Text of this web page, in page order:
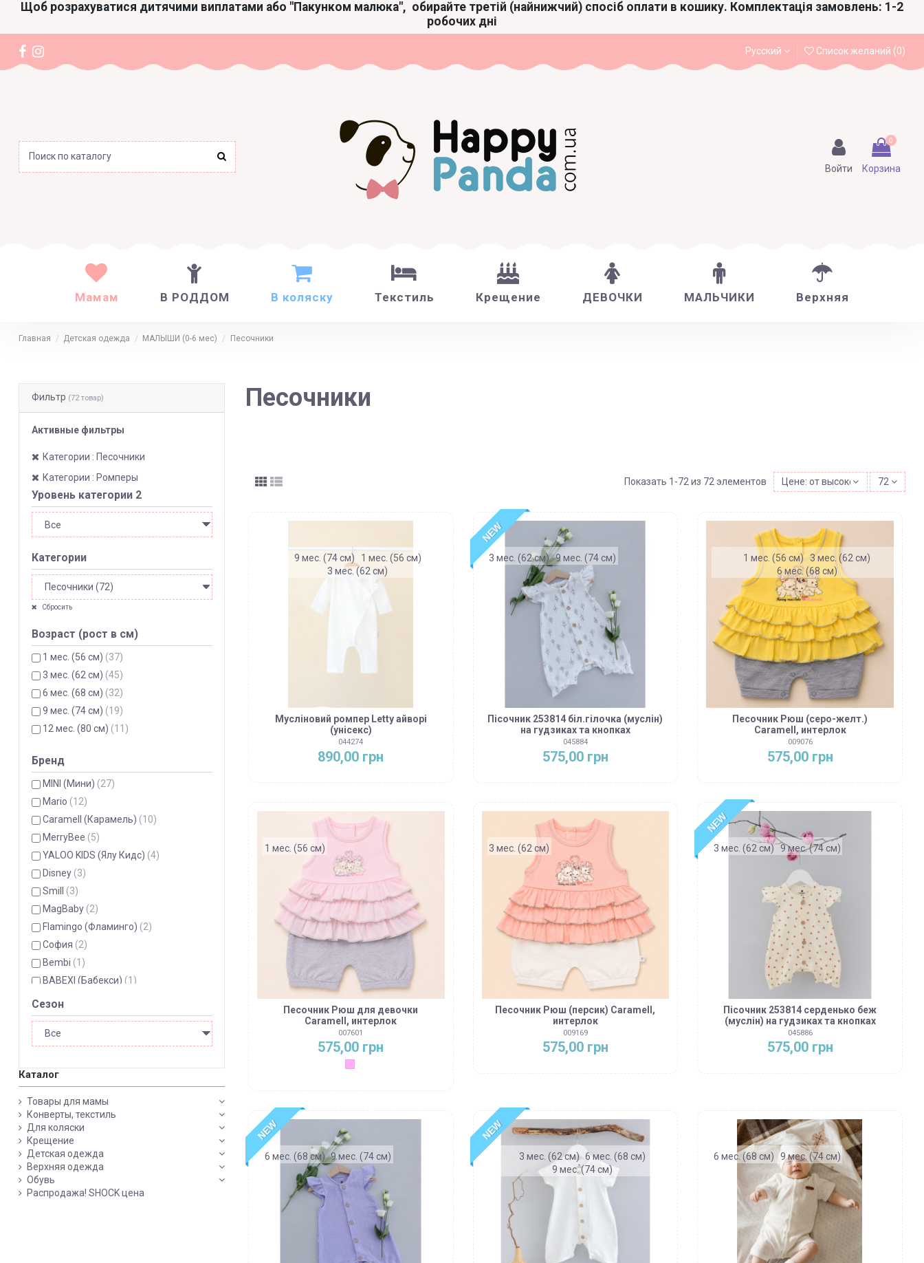
Щоб розрахуватися дитячими виплатами або "Пакунком малюка", обирайте третій (найнижчий) спосіб оплати в кошику. Комплектація замовлень: 1-2
робочих дні
Русский Список желаний (0)
Войти
0
Корзина
Мамам В РОДДОМ В коляску Текстиль Крещение ДЕВОЧКИ МАЛЬЧИКИ Верхняя
Главная Детская одежда МАЛЫШИ (0-6 мес) Песочники
Песочники
Показать 1-72 из 72 элементов Цене: от высокой к низкой
72
Мусліновий ромпер Letty айворі
(унісекс)
044274
890,00 грн
9 мес. (74 см)
1 мес. (56 см)
3 мес. (62 см)
NEW
Пісочник 253814 біл.гілочка (муслін)
на гудзиках та кнопках
045884
575,00 грн
3 мес. (62 см) 9 мес. (74 см)
Песочник Рюш (серо-желт.)
Caramell, интерлок
009076
575,00 грн
1 мес. (56 см) 3 мес. (62 см)
6 мес. (68 см)
Песочник Рюш для девочки
Caramell, интерлок
007601
575,00 грн
Чайная роза
1 мес. (56 см)
Песочник Рюш (персик) Caramell,
интерлок
009169
575,00 грн
3 мес. (62 см)
NEW
Пісочник 253814 серденько беж
(муслін) на гудзиках та кнопках
045886
575,00 грн
3 мес. (62 см) 9 мес. (74 см)
NEW
6 мес. (68 см) 9 мес. (74 см)
NEW
3 мес. (62 см) 6 мес. (68 см)
9 мес. (74 см)
6 мес. (68 см) 9 мес. (74 см)
Фильтр (72 товар)
Активные фильтры
Категории : Песочники
Категории : Ромперы
Уровень категории 2
Категории
Сбросить
Возраст (рост в см)
1 мес. (56 см) (37)
3 мес. (62 см) (45)
6 мес. (68 см) (32)
9 мес. (74 см) (19)
12 мес. (80 см) (11)
Бренд
MINI (Мини) (27)
Mario (12)
Caramell (Карамель) (10)
MerryBee (5)
YALOO KIDS (Ялу Кидс) (4)
Disney (3)
Smill (3)
MagBaby (2)
Flamingo (Фламинго) (2)
София (2)
Bembi (1)
BABEXI (Бабекси) (1)
Сезон
Каталог
Товары для мамы
Конверты, текстиль
Для коляски
Крещение
Детская одежда
Верхняя одежда
Обувь
Распродажа! SHOCK цена